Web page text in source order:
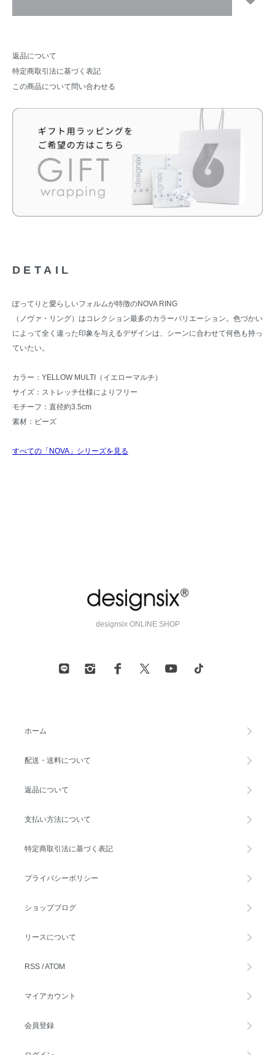
返品について
特定商取引法に基づく表記
この商品について問い合わせる
DETAIL
ぽってりと愛らしいフォルムが特徴のNOVA RING
（ノヴァ・リング）はコレクション最多のカラーバリエーション。色づかい
によって全く違った印象を与えるデザインは、シーンに合わせて何色も持っ
ていたい。
カラー：YELLOW MULTI（イエローマルチ）
サイズ：ストレッチ仕様によりフリー
モチーフ：直径約3.5cm
素材：ビーズ
すべての「NOVA」シリーズを見る
designsix ONLINE SHOP
ホーム
配送・送料について
返品について
支払い方法について
特定商取引法に基づく表記
プライバシーポリシー
ショップブログ
リースについて
RSS /ATOM
マイアカウント
会員登録